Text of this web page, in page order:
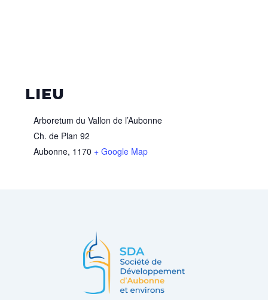
LIEU
Arboretum du Vallon de l’Aubonne
Ch. de Plan 92
Aubonne, 1170 + Google Map